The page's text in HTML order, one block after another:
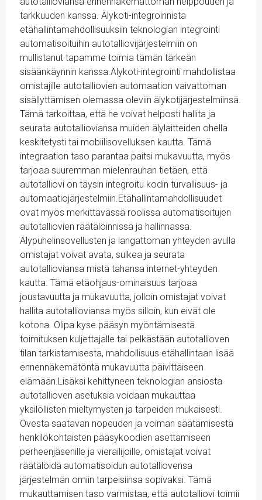
tarkkuuden kanssa. Älykoti-integroinnista
etähallintamahdollisuuksiin teknologian integrointi
automatisoituihin autotalliovijärjestelmiin on
mullistanut tapamme toimia tämän tärkeän
sisäänkäynnin kanssa.Älykoti-integrointi mahdollistaa
omistajille autotalliovien automaation vaivattoman
sisällyttämisen olemassa oleviin älykotijärjestelmiinsä.
Tämä tarkoittaa, että he voivat helposti hallita ja
seurata autotallioviansa muiden älylaitteiden ohella
keskitetysti tai mobiilisovelluksen kautta. Tämä
integraation taso parantaa paitsi mukavuutta, myös
tarjoaa suuremman mielenrauhan tietäen, että
autotalliovi on täysin integroitu kodin turvallisuus- ja
automaatiojärjestelmiin.Etähallintamahdollisuudet
ovat myös merkittävässä roolissa automatisoitujen
autotalliovien räätälöinnissä ja hallinnassa.
Älypuhelinsovellusten ja langattoman yhteyden avulla
omistajat voivat avata, sulkea ja seurata
autotallioviansa mistä tahansa internet-yhteyden
kautta. Tämä etäohjaus-ominaisuus tarjoaa
joustavuutta ja mukavuutta, jolloin omistajat voivat
hallita autotallioviansa myös silloin, kun eivät ole
kotona. Olipa kyse pääsyn myöntämisestä
toimituksen kuljettajalle tai pelkästään autotallioven
tilan tarkistamisesta, mahdollisuus etähallintaan lisää
ennennäkemätöntä mukavuutta päivittäiseen
elämään.Lisäksi kehittyneen teknologian ansiosta
autotallioven asetuksia voidaan mukauttaa
yksilöllisten mieltymysten ja tarpeiden mukaisesti.
Ovesta saatavan nopeuden ja voiman säätämisestä
henkilökohtaisten pääsykoodien asettamiseen
perheenjäsenille ja vierailijoille, omistajat voivat
räätälöidä automatisoidun autotalliovensa
järjestelmän omiin tarpeisiinsa sopivaksi. Tämä
mukauttamisen taso varmistaa, että autotalliovi toimii